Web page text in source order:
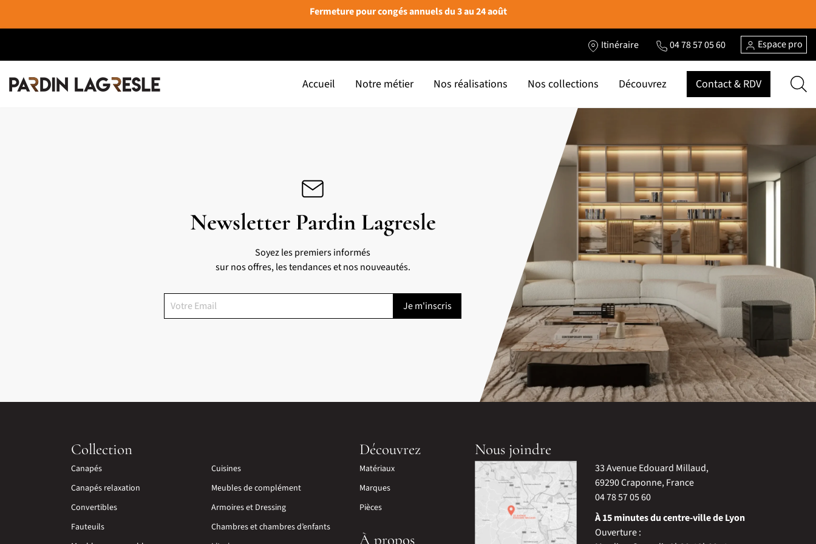
Fermeture pour congés annuels du 3 au 24 août
Itinéraire 04 78 57 05 60 Espace pro
Accueil Notre métier Nos réalisations Nos collections Découvrez Contact & RDV
Newsletter Pardin Lagresle
Soyez les premiers informés
sur nos offres, les tendances et nos nouveautés.
Collection
Canapés
Canapés relaxation
Convertibles
Fauteuils
Cuisines
Meubles de complément
Armoires et Dressing
Chambres et chambres d’enfants
Découvrez
Matériaux
Marques
Pièces
À propos
Nous joindre
33 Avenue Edouard Millaud,
69290 Craponne, France
04 78 57 05 60
À 15 minutes du centre-ville de Lyon
Ouverture :